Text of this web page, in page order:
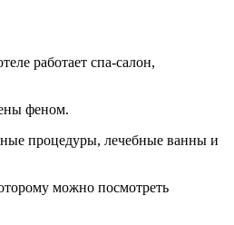
работает спа-салон,
феном.
процедуры, лечебные ванны и
можно посмотреть